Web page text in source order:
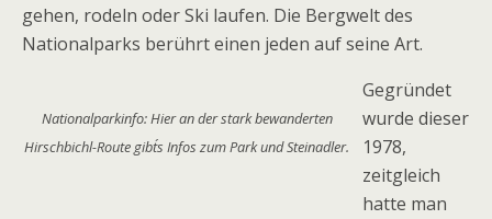
gehen, rodeln oder Ski laufen. Die Bergwelt des
Nationalparks berührt einen jeden auf seine Art.
Nationalparkinfo: Hier an der stark bewanderten
Hirschbichl-Route gibt´s Infos zum Park und Steinadler.
Gegründet
wurde dieser
1978,
zeitgleich
hatte man